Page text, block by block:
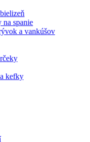
spanie
a vankúšov
kefky